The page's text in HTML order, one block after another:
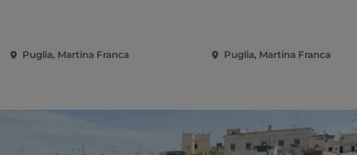
Puglia, Martina Franca Puglia, Martina Franca